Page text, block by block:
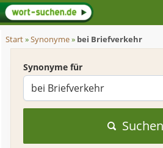
Start»Synonyme» bei Briefverkehr
Synonyme für
Suchen